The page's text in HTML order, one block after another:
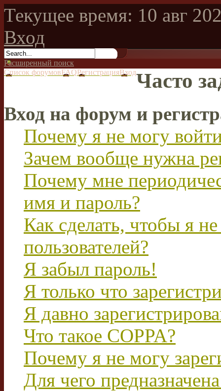
Текущее время: 10 авг
Вход
Расширенный поиск
Список форумовFAQРегистрацияВходЧасто
Вход на форум и
Почему я не могу
Зачем вообще нужна
Почему мне
имя и пароль?
Как сделать, чтобы я
пользователей?
Я забыл пароль!
Я только что
Я давно
Что такое COPPA?
Почему я не могу
Для чего